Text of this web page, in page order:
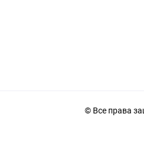
© Все права